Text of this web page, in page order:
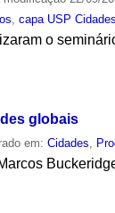
,capa USP
o
globais
em:Cidades